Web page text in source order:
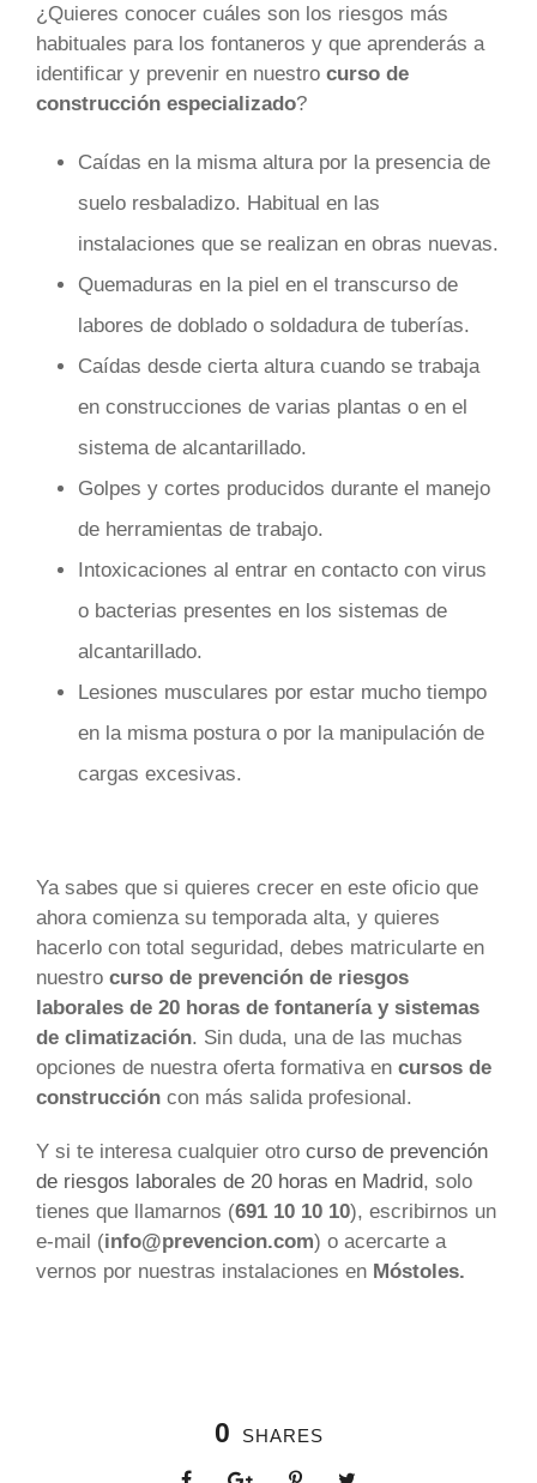
¿Quieres conocer cuáles son los riesgos más
habituales para los fontaneros y que aprenderás a
identificar y prevenir en nuestro curso de
construcción especializado?
Caídas en la misma altura por la presencia de
suelo resbaladizo. Habitual en las
instalaciones que se realizan en obras nuevas.
Quemaduras en la piel en el transcurso de
labores de doblado o soldadura de tuberías.
Caídas desde cierta altura cuando se trabaja
en construcciones de varias plantas o en el
sistema de alcantarillado.
Golpes y cortes producidos durante el manejo
de herramientas de trabajo.
Intoxicaciones al entrar en contacto con virus
o bacterias presentes en los sistemas de
alcantarillado.
Lesiones musculares por estar mucho tiempo
en la misma postura o por la manipulación de
cargas excesivas.
Ya sabes que si quieres crecer en este oficio que
ahora comienza su temporada alta, y quieres
hacerlo con total seguridad, debes matricularte en
nuestro curso de prevención de riesgos
laborales de 20 horas de fontanería y sistemas
de climatización. Sin duda, una de las muchas
opciones de nuestra oferta formativa en cursos de
construcción con más salida profesional.
Y si te interesa cualquier otro curso de prevención
de riesgos laborales de 20 horas en Madrid, solo
tienes que llamarnos (691 10 10 10), escribirnos un
e-mail (info@prevencion.com) o acercarte a
vernos por nuestras instalaciones en Móstoles.
0 SHARES